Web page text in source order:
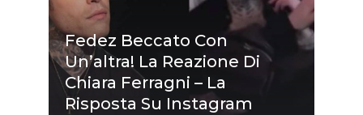
Fedez Beccato Con
Un’altra! La Reazione Di
Chiara Ferragni – La
Risposta Su Instagram